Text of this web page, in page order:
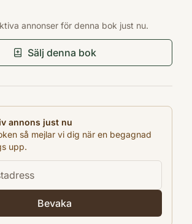
De beger sig iväg för att söka
och Juliette inser att det
leda den kommande
annonser för denna bok just nu.
Sälj denna bok
annons just nu
så mejlar vi dig när en begagnad
upp.
Bevaka